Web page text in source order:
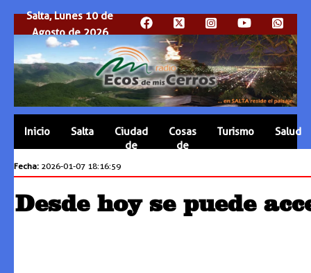
Salta, Lunes 10 de
Agosto de 2026
Inicio Salta
Ciudad
de
Cosas
de
Turismo Salud
Fecha: 2026-01-07 18:16:59
Desde hoy se puede